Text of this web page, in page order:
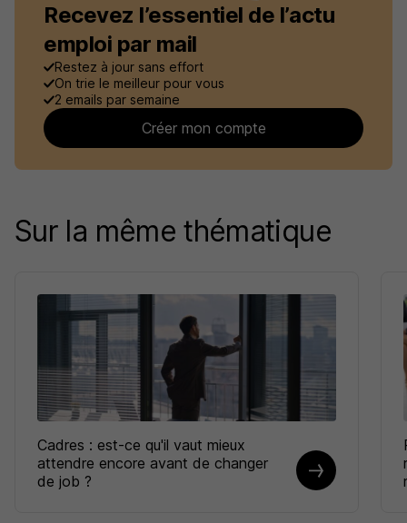
Recevez l’essentiel de l’actu
emploi par mail
Restez à jour sans effort
On trie le meilleur pour vous
2 emails par semaine
Créer mon compte
Sur la même thématique
Cadres : est-ce qu'il vaut mieux
attendre encore avant de changer
de job ?